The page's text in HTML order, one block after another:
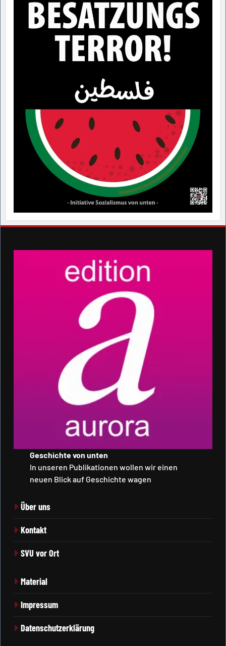
Geschichte von unten
In unseren Publikationen wollen wir einen
neuen Blick auf Geschichte wagen
Über uns
Kontakt
SVU vor Ort
Material
Impressum
Datenschutzerklärung